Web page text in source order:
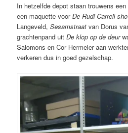
In hetzelfde depot staan trouwens
een maquette voorDe Rudi Carrell
Langeveld,Sesamstraat van Dorus
grachtenpand uitDe klop op de deur
Salomons en Cor Hermeler aan
verkeren dus in goed gezelschap.